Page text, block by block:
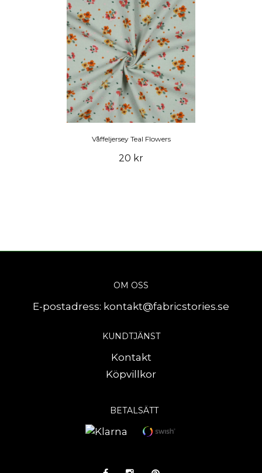
Våffeljersey Teal Flowers
20 kr
OM OSS
E-postadress: kontakt@fabricstories.se
KUNDTJÄNST
Kontakt
Köpvillkor
BETALSÄTT